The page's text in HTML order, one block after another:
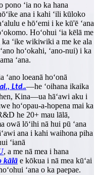
pono ʻia no ka hana
ana i kahi ʻili kūloko
e hōʻemi i ke kū'ē ʻana
Hoʻohui ʻia kēlā me
ʻike wikiwiki a me ke ala
ʻano hoʻokahi, ʻano-nui) i ka
ʻana.
ʻano loeanā hoʻonā
Ltd..—he ʻoihana ikaika
Kina—ua hāʻawi aku i
hoʻopau-a-hopena mai ka
he 20+ mau lālā,
owā lōʻihi nā hui pū ʻana
ana i kahi waihona piha
ʻianā
, a me nā mea i hana
kālā e kōkua i nā mea kūʻai
ʻana o ka paepae.